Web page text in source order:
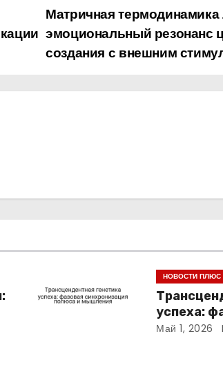
Матричная термодинамика
эмоциональный резонанс
создания с внешним
НОВОСТИ ПЛЮС
успеха:
Май 1, 2026